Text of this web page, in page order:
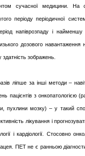
сучасної медицини.
періоду періодичної
напіврозпаду і
дозового
зображень.
ліпше за інші методи –
пацієнтів з онкопатологією
пухлини мозку) – у такий
лікування і
і кардіології. Стосовно
ПЕТ не є ранньою